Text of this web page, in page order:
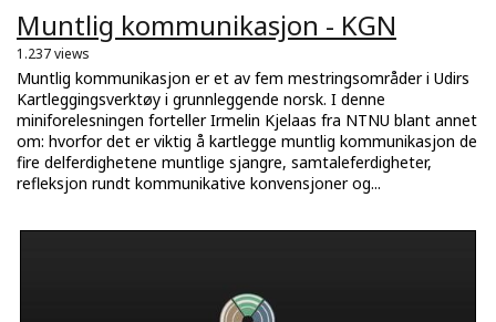
Muntlig kommunikasjon - KGN
1.237 views
Muntlig kommunikasjon er et av fem mestringsområder i Udirs
Kartleggingsverktøy i grunnleggende norsk. I denne
miniforelesningen forteller Irmelin Kjelaas fra NTNU blant annet
om: hvorfor det er viktig å kartlegge muntlig kommunikasjon de
fire delferdighetene muntlige sjangre, samtaleferdigheter,
refleksjon rundt kommunikative konvensjoner og...